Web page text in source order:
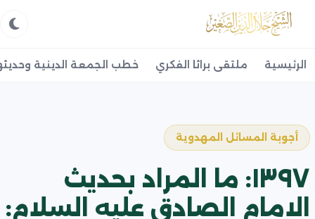
الرئيسية ملتقى براثا الفكري خطب الجمعة الدينية
أجوبة المسائل المهدوية
١٣٩٧: ما المراد بحديث
الامام الصادق عليه السلام: